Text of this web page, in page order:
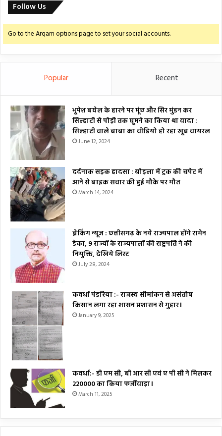
Follow Us
Go to the Arqam options page to set your social accounts.
Popular Recent
भूपेश बघेल के हारने पर मूंछ और सिर मुंडन कर
सिल्हाटी से पोड़ी तक घूमने का किया था वादा :
सिल्हाटी वाले बाबा का वीडियो हो रहा खूब वायरल
June 12, 2024
दर्दनाक सड़क हादसा : बोड़ला में ट्रक की चपेट में
आने से बाइक सवार की हुई मौके पर मौत
March 14, 2024
ब्रेकिंग न्यूज : छत्तीसगढ़ के नये राज्यपाल होंगे रामेन
डेका, 9 राज्यों के राज्यपालों की राष्ट्रपति ने की
नियुक्ति, देखिये लिस्ट
July 28, 2024
कवर्धा पंडरिया :- राजस्व सीमांकन से असंतोष
किसान लगा रहा शासन प्रशासन से गुहार।
January 9, 2025
कवर्धा:- डी एम सी, बी आर सी एवं ए पी सी ने मिलकर
₹220000 का किया फर्जीवाड़ा।
March 11, 2025